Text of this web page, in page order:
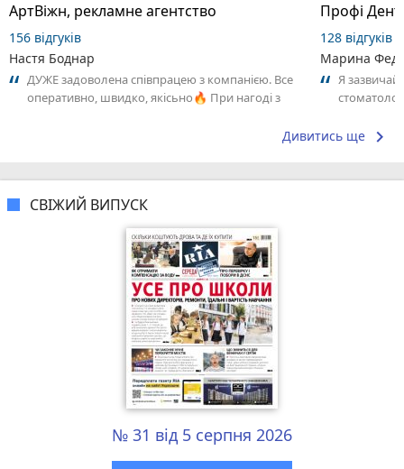
АртВіжн, рекламне агентство
156 відгуків
Настя Боднар
ДУЖЕ задоволена співпрацею з компанією. Все
оперативно, швидко, якісьно🔥 При нагоді з
128 відгуків
Марина
Я зазвичай
Дивитись ще keyboard_arrow_right
СВІЖИЙ ВИПУСК
№ 31 від 5 серпня 2026